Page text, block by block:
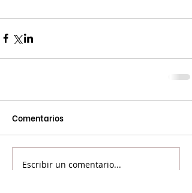
Comentarios
Escribir un comentario...